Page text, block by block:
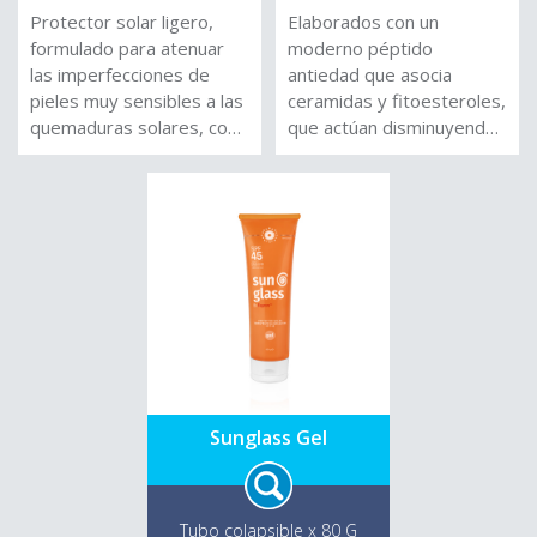
Protector solar ligero,
formulado para atenuar
las imperfecciones de
pieles muy sensibles a las
quemaduras solares, con
rojeces y con tendencia
acneica. Se ajusta a todos
aporta sensación pesada,
natural del microbioma
reparando los daños a
Elaborados con un
moderno péptido
antiedad que asocia
ceramidas y fitoesteroles,
que actúan disminuyendo
las líneas de expresión,
gracias a la estimulación
Elaborados con Silica
recubierta. Disponible en
tres tonos de color
(Medium, light, natural),
que se adaptan a los
distintos tonos de piel,
mate y natural a la piel.
Combinación de eficientes
filtros químicos, y físicos
fotoestables, que brindan
protección en todo el
Sunglass Gel
Tubo colapsible x 80 G